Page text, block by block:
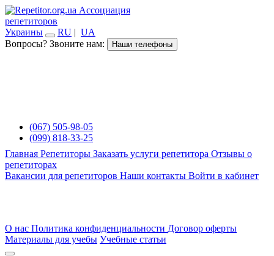
Ассоциация
репетиторов
Украины
RU | UA
Вопросы? Звоните нам:
Наши телефоны
(067) 505-98-05
(099) 818-33-25
Главная Репетиторы Заказать услуги репетитора Отзывы о
репетиторах
Вакансии для репетиторов Наши контакты Войти в кабинет
О нас Политика конфиденциальности Договор оферты
Материалы для учебы Учебные статьи